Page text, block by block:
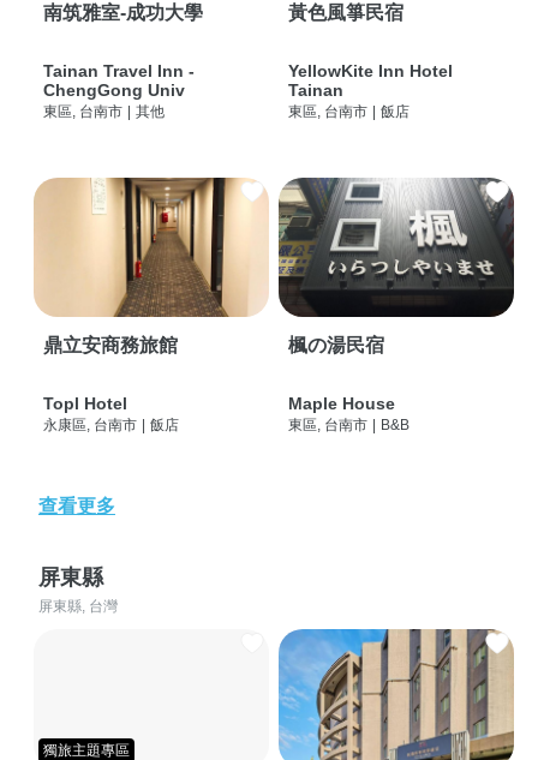
南筑雅室-成功大學
Tainan Travel Inn -
ChengGong Univ
東區, 台南市 | 其他
黃色風箏民宿
YellowKite Inn Hotel
Tainan
東區, 台南市 | 飯店
鼎立安商務旅館
Topl Hotel
永康區, 台南市 | 飯店
楓の湯民宿
Maple House
東區, 台南市 | B&B
查看更多
屏東縣
屏東縣, 台灣
獨旅主題專區